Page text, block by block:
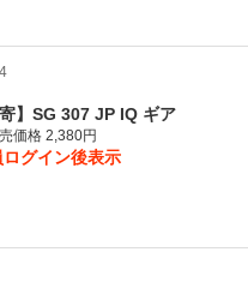
】SG 307 JP IQ ギア
価格 2,380円
グイン後表示